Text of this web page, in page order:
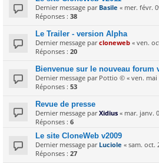
Dernier message par Basile « mer. févr.
Réponses : 38
Le Trailer - version Alpha
Dernier message parcloneweb « ven.
Réponses : 20
Bienvenue sur le nouveau forum
Dernier message par Pottio © « ven. mai
Réponses : 53
Revue de presse
Dernier message parXidius « mar. janv.
Réponses : 6
Le site CloneWeb v2009
Dernier message par Luciole « sam. oct.
Réponses : 27